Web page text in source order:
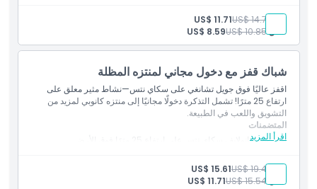
بالغ:
US$ 14.76
US$ 11.71
طفل:US$ 10.85
US$ 8.59
شباك قفز مع دخول مجاني لمنتزه المظلة
اقفز عاليًا فوق جويل تشانغي على سكاي نتس—نشاط مثير معلق على
ارتفاع 25 مترًا! تشمل التذكرة دخولًا مجانيًا إلى منتزه كانوبي لمزيد من
التشويق واللعب في الطبيعة.
اقرأ المزيد
المتضمنات
اقفز عبر مانولايف سكاي نتس على ارتفاع 25 مترًا فوق الأرض
بالغ:
US$ 19.44
US$ 15.61
طفل:US$ 15.54
US$ 11.71